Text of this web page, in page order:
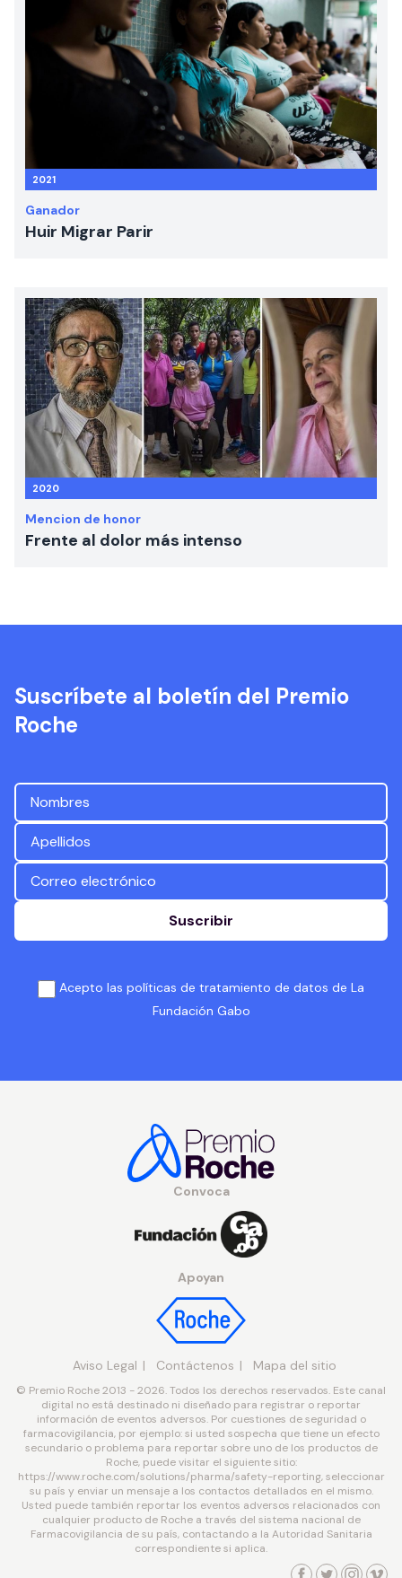
2021
Ganador
Huir Migrar Parir
2020
Mencion de honor
Frente al dolor más intenso
Suscríbete al boletín del Premio
Roche
Suscribir
Acepto las políticas de tratamiento de datos de La
Fundación Gabo
Convoca
Apoyan
Aviso Legal Contáctenos Mapa del sitio
© Premio Roche 2013 - 2026. Todos los derechos reservados. Este canal
digital no está destinado ni diseñado para registrar o reportar
información de eventos adversos. Por cuestiones de seguridad o
farmacovigilancia, por ejemplo: si usted sospecha que tiene un efecto
secundario o problema para reportar sobre uno de los productos de
Roche, puede visitar el siguiente sitio:
https://www.roche.com/solutions/pharma/safety-reporting, seleccionar
su país y enviar un mensaje a los contactos detallados en el mismo.
Usted puede también reportar los eventos adversos relacionados con
cualquier producto de Roche a través del sistema nacional de
Farmacovigilancia de su país, contactando a la Autoridad Sanitaria
correspondiente si aplica.